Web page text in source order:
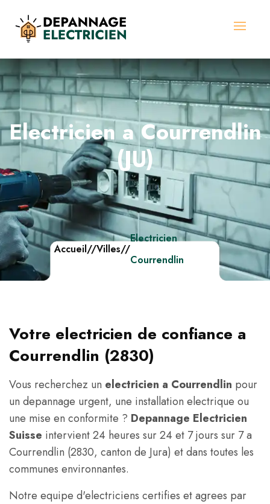
Electricien a Courrendlin
(JU)
Accueil//Villes//
Electricien
Courrendlin
Votre electricien de confiance a
Courrendlin (2830)
Vous recherchez un electricien a Courrendlin pour
un depannage urgent, une installation electrique ou
une mise en conformite ? Depannage Electricien
Suisse intervient 24 heures sur 24 et 7 jours sur 7 a
Courrendlin (2830, canton de Jura) et dans toutes les
communes environnantes.
Notre equipe d'electriciens certifies et agrees par